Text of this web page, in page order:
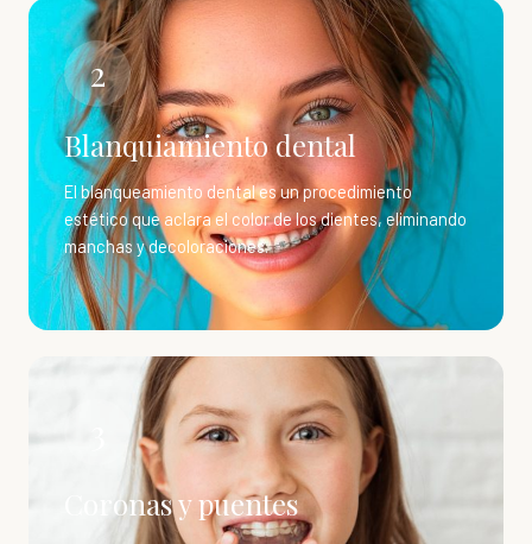
2
Blanquiamiento dental
El blanqueamiento dental es un procedimiento
estético que aclara el color de los dientes, eliminando
manchas y decoloraciones.
Coronas y puentes